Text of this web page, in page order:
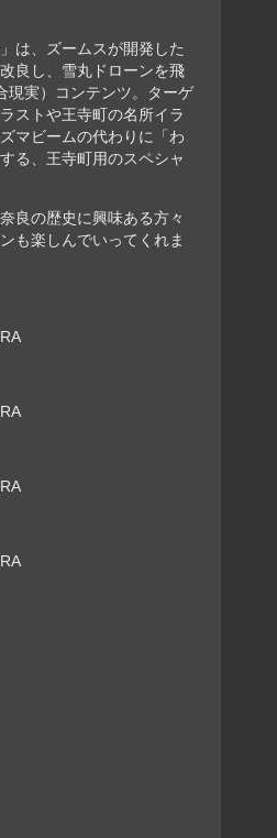
は、ズームスが開発した
良し、雪丸ドローンを飛
現実）コンテンツ。ターゲ
ストや王寺町の名所イラ
マビームの代わりに「わ
る、王寺町用のスペシャ
良の歴史に興味ある方々
も楽しんでいってくれま